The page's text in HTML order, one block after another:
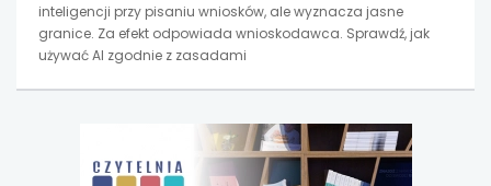
inteligencji przy pisaniu wniosków, ale wyznacza jasne
granice. Za efekt odpowiada wnioskodawca. Sprawdź, jak
używać AI zgodnie z zasadami
link
otwiera